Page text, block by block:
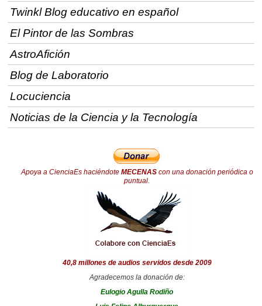
Twinkl Blog educativo en español
El Pintor de las Sombras
AstroAfición
Blog de Laboratorio
Locuciencia
Noticias de la Ciencia y la Tecnología
Apoya a CienciaEs haciéndote MECENAScon una donación periódica o
puntual.
40,8 millones de audios servidos desde 2009
Agradecemos la donación de:
Eulogio Agulla Rodiño